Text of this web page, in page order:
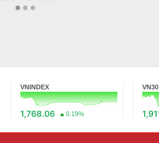
VNINDEX
1,768.06 0.19%
VN30